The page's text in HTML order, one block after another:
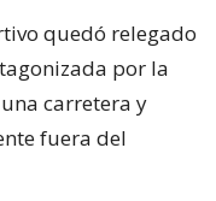
quedó relegado
por la
carretera y
fuera del